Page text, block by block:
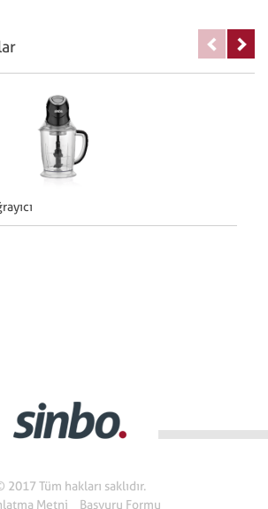
2017 Tüm hakları saklıdır.
Metni
Başvuru Formu